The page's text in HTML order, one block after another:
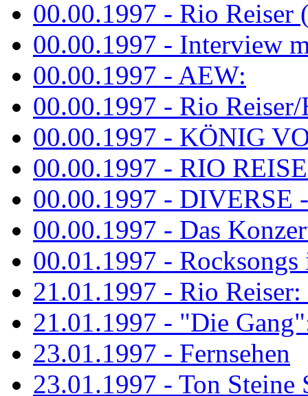
00.00.1997 - Rio Reiser
00.00.1997 - Interview
00.00.1997 - AEW:
00.00.1997 - Rio Reiser/
00.00.1997 - KÖNIG
00.00.1997 - RIO
00.00.1997 - DIVERSE
00.00.1997 - Das
00.01.1997 -
21.01.1997 - Rio
21.01.1997 - "Die
23.01.1997 - Fernsehen
23.01.1997 - Ton Steine